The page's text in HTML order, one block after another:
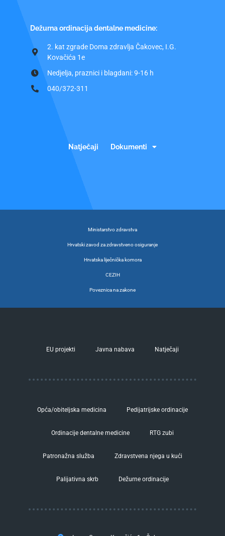
Dežurna ordinacija dentalne medicine:
2. kat zgrade Doma zdravlja Čakovec, I.G.
Kovačića 1e
Nedjelja, praznici i blagdani: 9-16 h
040/372-311
Natječaji Dokumenti
Ministarstvo zdravstva
Hrvatski zavod za zdravstveno osiguranje
Hrvatska liječnička komora
CEZIH
Poveznica na zakone
EU projekti Javna nabava Natječaji
Opća/obiteljska medicina Pedijatrijske ordinacije
Ordinacije dentalne medicine RTG zubi
Patronažna služba Zdravstvena njega u kući
Palijativna skrb Dežurne ordinacije